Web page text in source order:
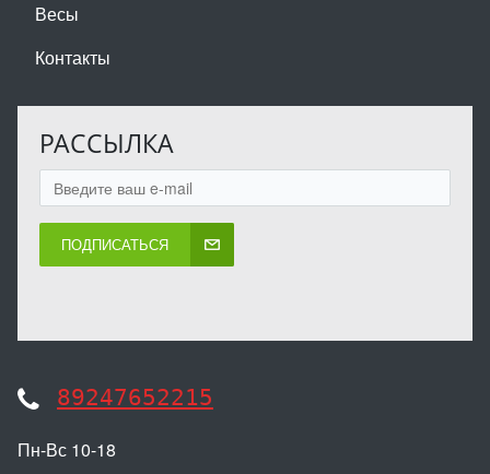
Весы
Контакты
РАССЫЛКА
ПОДПИСАТЬСЯ
89247652215
Пн-Вс 10-18